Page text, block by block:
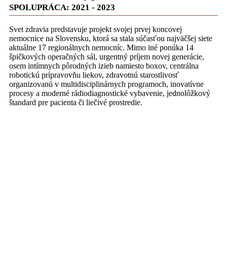
SPOLUPRÁCA: 2021 - 2023
Svet zdravia predstavuje projekt svojej prvej koncovej
nemocnice na Slovensku, ktorá sa stala súčasťou najväčšej siete
aktuálne 17 regionálnych nemocníc. Mimo iné ponúka 14
špičkových operačných sál, urgentný príjem novej generácie,
osem intímnych pôrodných izieb namiesto boxov, centrálna
robotickú prípravovňu liekov, zdravotnú starostlivosť
organizovanú v multidisciplinárnych programoch, inovatívne
procesy a moderné rádiodiagnostické vybavenie, jednolôžkový
štandard pre pacienta či liečivé prostredie.